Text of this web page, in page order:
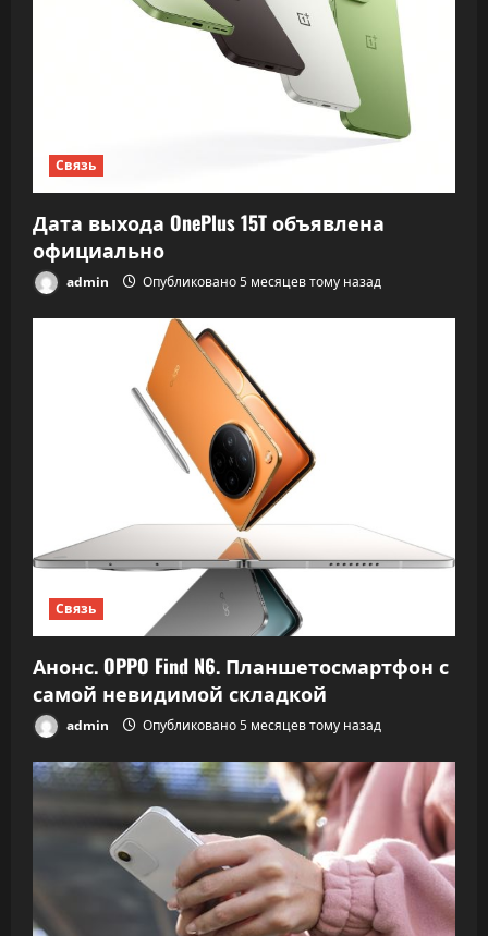
Связь
Дата выхода OnePlus 15T объявлена
официально
admin Опубликовано 5 месяцев тому назад
Связь
Анонс. OPPO Find N6. Планшетосмартфон с
самой невидимой складкой
admin Опубликовано 5 месяцев тому назад